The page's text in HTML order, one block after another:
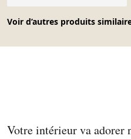
Voir d’autres produits
Votre intérieur va adorer